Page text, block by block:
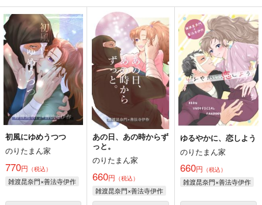
初風にゆめうつつ
のりたまん家
770円 （税込）
雑渡昆奈門×善法寺伊作
あの日、あの時からず
っと。
のりたまん家
660円 （税込）
雑渡昆奈門×善法寺伊作
ゆるやかに、恋しよう
のりたまん家
660円 （税込）
雑渡昆奈門×善法寺伊作